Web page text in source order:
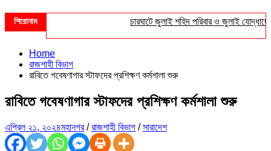
শিরোনাম চারঘাটে জুলাই শহিদ পরিবার ও জুলাই যোদ্ধাদের
Home
রাজশাহী বিভাগ
রাবিতে গবেষণাগার স্টাফদের প্রশিক্ষণ কর্মশালা শুরু
রাবিতে গবেষণাগার স্টাফদের প্রশিক্ষণ কর্মশালা শুরু
এপ্রিল ২১, ২০২৪মহানগর/রাজশাহী বিভাগ /সারাদেশ